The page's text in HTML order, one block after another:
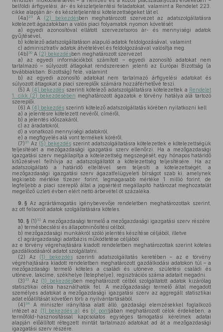
belföldi árfigyelési, ár- és készletjelentési feladatokat, valamint a Rendelet 223.
cikke alapján ár- és készletjelentési kötelezettségeket lát el.
(4a) 29 A (2) bekezdésben meghatározott szervezet az adatszolgáltatásra
kötelezett ágazatokban a valós piaci folyamatok nyomon követését
a) egyedi azonosítóval ellátott szervezetsoros ár- és mennyiségi adatok
gyűjtésével,
b) kötelező adatszolgáltatáson alapuló adatok feldolgozásával, valamint
c) adminisztratív adatok átvételével és feldolgozásával valósítja meg.
(4b) 30 A (2) bekezdésben meghatározott szervezet
a) az egyedi információkból számított – egyedi azonosító adatokat nem
tartalmazó – súlyozott átlagokat rendszeresen jelenti az Európai Bizottság (a
továbbiakban: Bizottság) felé, valamint
b) az egyedi azonosító adatokat nem tartalmazó árfigyelési adatokat és
súlyozott átlagokat a piaci szereplők számára hozzáférhetővé teszi.
(5) A (4) bekezdés szerinti kötelező adatszolgáltatásra kötelezettek a Rendelet
1. cikk (2) bekezdésében meghatározott ágazatok e törvény hatálya alá tartozó
szereplői.
(6) A (4) bekezdés szerinti kötelező adatszolgáltatás körében nyilatkozni kell
a) a jelentésre kötelezett nevéről, címéről,
b) a jelentés időszakáról,
c) az áradatokról,
d) a vonatkozó mennyiségi adatokról,
e) a megfigyelés alá vont termékek köréről.
(7) 31 Az (5) bekezdésszerint adatszolgáltatásra kötelezettek e kötelezettségük
teljesítését a mezőgazdasági igazgatási szerv ellenőrzi. Ha a mezőgazdasági
igazgatási szerv megállapítja a kötelezettség megszegését, egy hónapos határidő
kitűzésével felhívja az adatszolgáltatót a kötelezettség teljesítésére. Ha az
adatszolgáltató a határidő elteltével sem teljesíti a kötelezettségét, a
mezőgazdasági igazgatási szerv ágazatfelügyeleti bírságot szab ki, amelynek
legkisebb mértéke tízezer forint, legmagasabb mértéke 1 millió forint, de
legfeljebb a piaci szereplő által a jogsértést megállapító határozat meghozatalát
megelőző üzleti évben elért nettó árbevétel öt százaléka.
9. § Az agrártámogatás igénybevevője rendeletben meghatározottak szerint,
az ott felsorolt adatok szolgáltatására köteles.
10. § (1) 32 A mezőgazdasági termelő a mezőgazdasági igazgatási szerv részére
a) termésbecslési és állapotminősítési célból,
b) mezőgazdasági munkákról szóló jelentés készítése céljából, illetve
c) agrárgazdasági adatbázis működtetése céljából
az e törvény végrehajtására kiadott rendeletben meghatározottak szerint köteles
gazdálkodásáról adatot szolgáltatni.
(2) Az (1) bekezdésszerinti adatszolgáltatás keretében – az e törvény
végrehajtására kiadott rendeletben meghatározott gazdálkodási adatokon túl – a
mezőgazdasági termelő köteles a családi és utóneve, születési családi és
utóneve, lakcíme, székhelye (telephelye), regisztrációs száma adatait megadni.
(3) 33 Az (1) bekezdésben meghatározott célból szolgáltatott adatok kizárólag
statisztikai célra használhatók fel. A mezőgazdasági termelő által megadott
személyes adatokat a mezőgazdasági igazgatási szerv az aggregált statisztikai
adat előállítását követően törli a nyilvántartásából.
(4) 34
A miniszter irányítása alatt álló, gazdasági elemzésekkel foglalkozó
intézet az
(1) bekezdés a) és b) pontjában meghatározott célok érdekében, a
termőföld-hasznosítással kapcsolatos egységes támogatási kérelmek adatai
alapján előállított rétegzett mintát tartalmazó adatokat ad át a mezőgazdasági
igazgatási szerv részére.